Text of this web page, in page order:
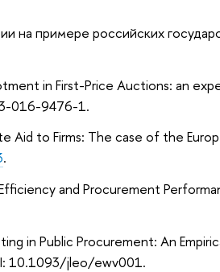
на примере российских
in First-Price Auctions: an
016-9476-1.
Aid to Firms: The case of the
.
and Procurement
in Public Procurement: An
10.1093/jleo/ewv001.